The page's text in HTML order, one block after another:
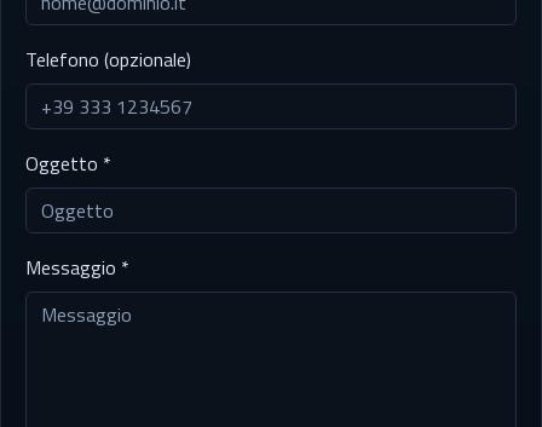
Telefono (opzionale)
Oggetto *
Messaggio *